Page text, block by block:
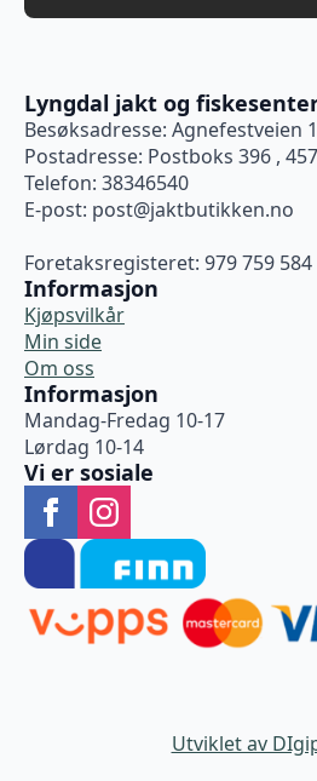
Lyngdal jakt og
Besøksadresse: Agnefestveien
Postadresse: Postboks 396 ,
Telefon: 38346540
E-post: post@jaktbutikken.no
Foretaksregisteret: 979 759 584
Informasjon
Kjøpsvilkår
Min side
Om oss
Informasjon
Mandag-Fredag 10-17
Lørdag 10-14
Vi er sosiale
Utviklet av